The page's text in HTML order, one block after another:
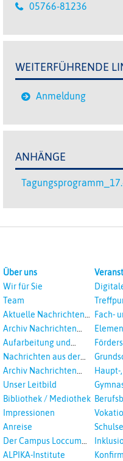
05766-81236
WEITERFÜHRENDE
Anmeldung
ANHÄNGE
Über uns
Wir für Sie
Team
Aktuelle Nachrichten
aus dem RPI
Archiv Nachrichten
aus dem RPI ab 2018
Aufarbeitung und
Prävention
Landeskirche und EKD
Nachrichten aus der
Landeskirche
Archiv Nachrichten
aus der Landeskirche
Unser Leitbild
Bibliothek / Mediothek
Impressionen
Anreise
Der Campus Loccum
und Loccumer
ALPIKA-Institute
Fach-
Haupt-